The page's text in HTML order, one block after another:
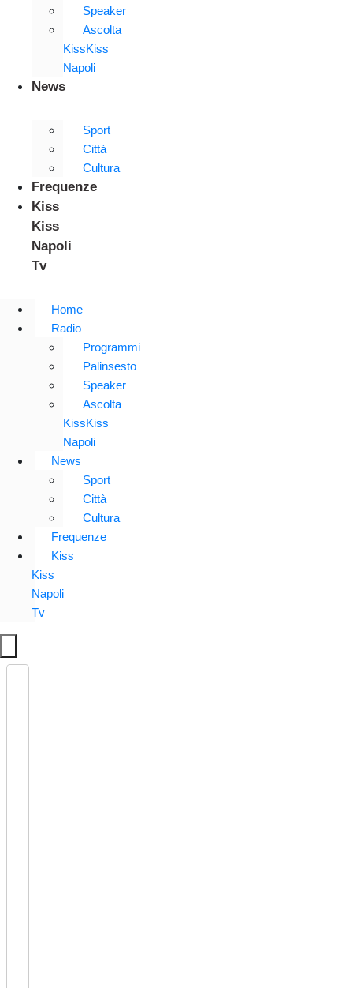
Speaker
Ascolta
KissKiss
Napoli
News
Sport
Città
Cultura
Frequenze
Kiss
Kiss
Napoli
Tv
Home
Radio
Programmi
Palinsesto
Speaker
Ascolta
KissKiss
Napoli
News
Sport
Città
Cultura
Frequenze
Kiss
Kiss
Napoli
Tv